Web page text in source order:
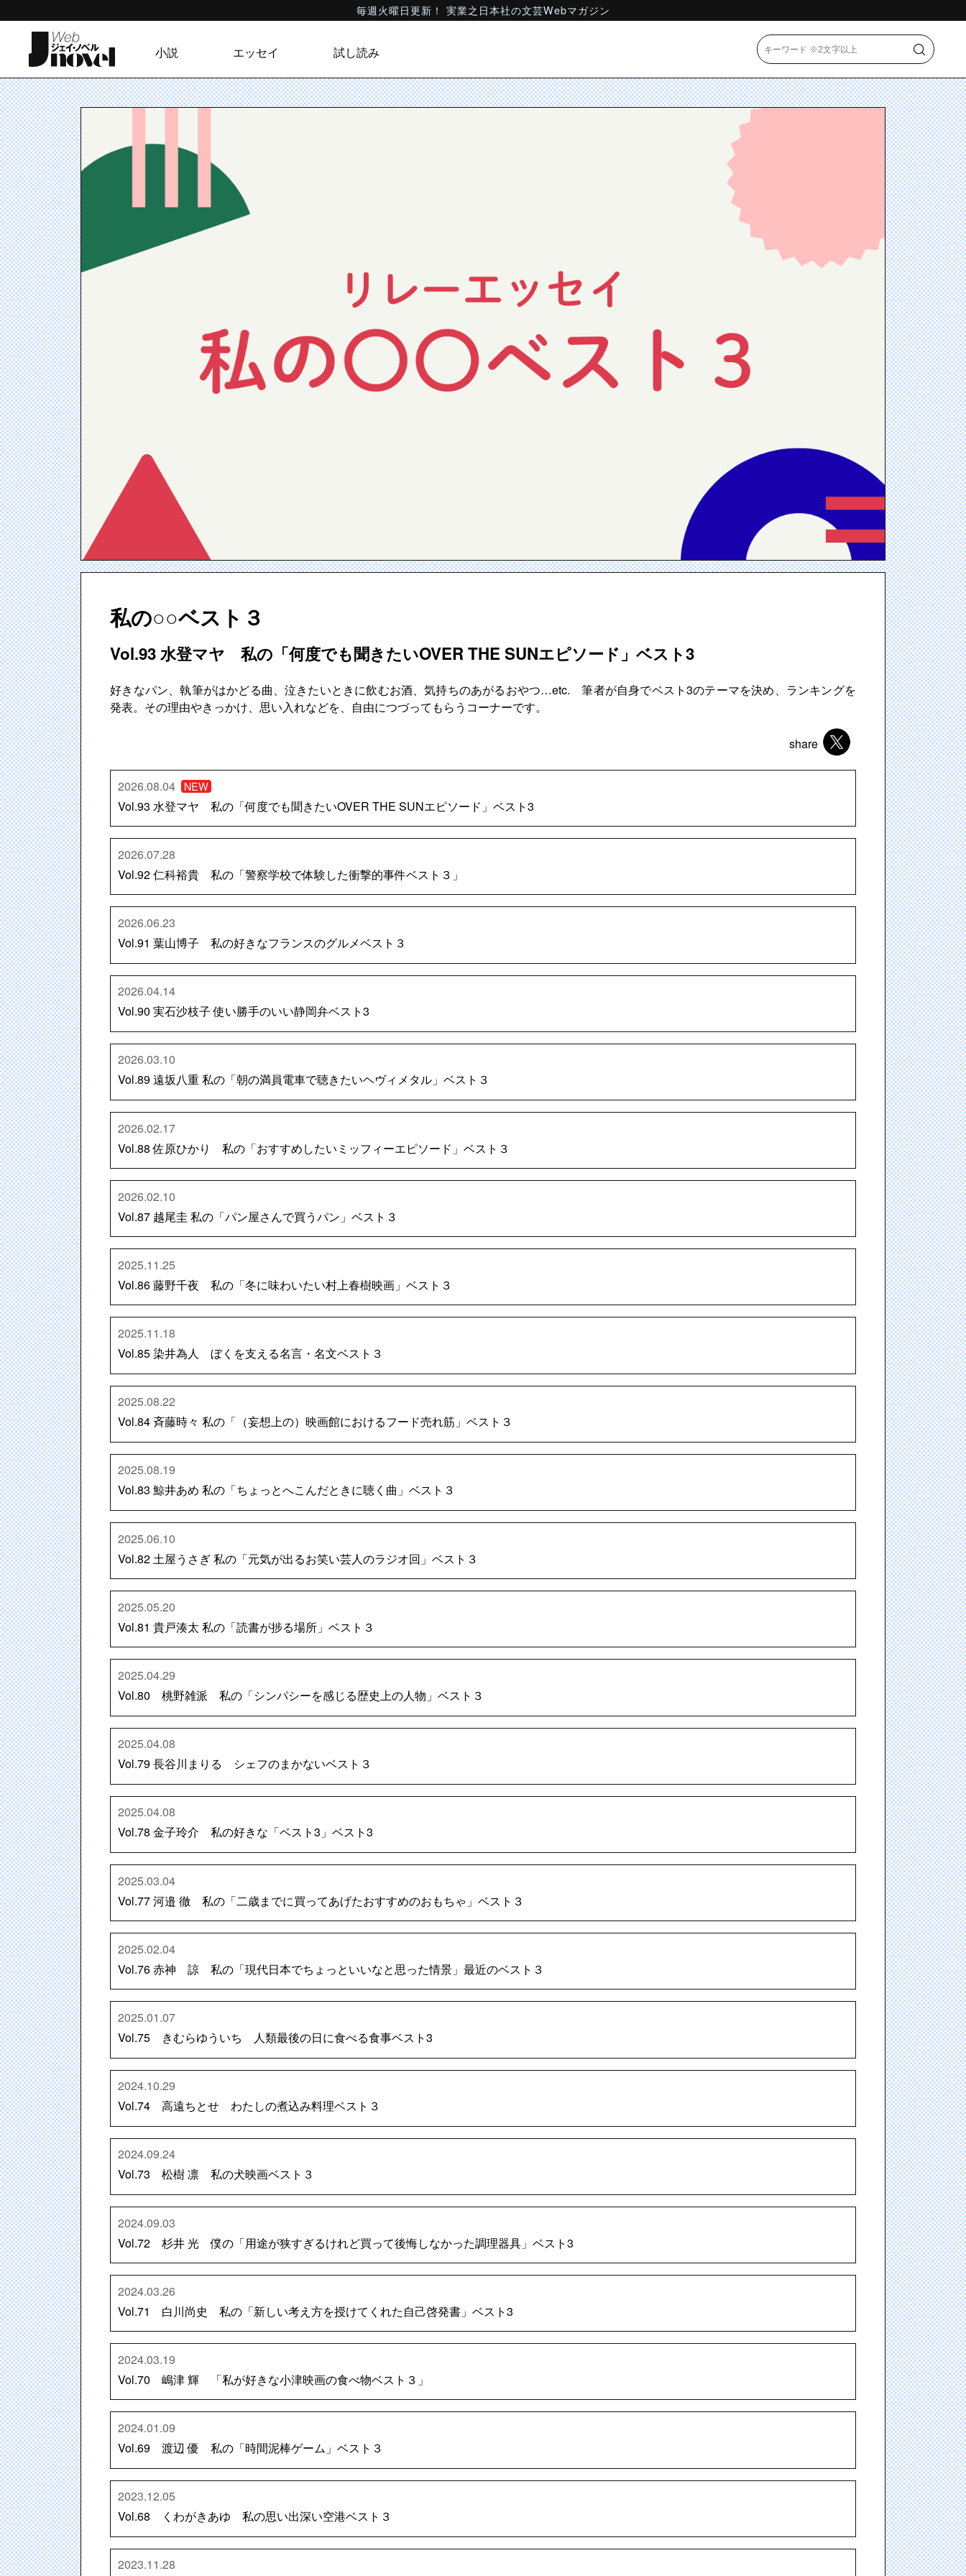
毎週火曜日更新！ 実業之日本社の文芸Webマガジン
小説 エッセイ 試し読み
私の○○ベスト３
Vol.93 水登マヤ 私の「何度でも聞きたいOVER THE SUNエピソード」ベスト3
好きなパン、執筆がはかどる曲、泣きたいときに飲むお酒、気持ちのあがるおやつ…etc. 筆者が自身でベスト3のテーマを決め、ランキングを
発表。その理由やきっかけ、思い入れなどを、自由につづってもらうコーナーです。
share
2026.08.04 NEW
Vol.93 水登マヤ 私の「何度でも聞きたいOVER THE SUNエピソード」ベスト3
2026.07.28
Vol.92 仁科裕貴 私の「警察学校で体験した衝撃的事件ベスト３」
2026.06.23
Vol.91 葉山博子 私の好きなフランスのグルメベスト３
2026.04.14
Vol.90 実石沙枝子 使い勝手のいい静岡弁ベスト3
2026.03.10
Vol.89 遠坂八重 私の「朝の満員電車で聴きたいヘヴィメタル」ベスト３
2026.02.17
Vol.88 佐原ひかり 私の「おすすめしたいミッフィーエピソード」ベスト３
2026.02.10
Vol.87 越尾圭 私の「パン屋さんで買うパン」ベスト３
2025.11.25
Vol.86 藤野千夜 私の「冬に味わいたい村上春樹映画」ベスト３
2025.11.18
Vol.85 染井為人 ぼくを支える名言・名文ベスト３
2025.08.22
Vol.84 斉藤時々 私の「（妄想上の）映画館におけるフード売れ筋」ベスト３
2025.08.19
Vol.83 鯨井あめ 私の「ちょっとへこんだときに聴く曲」ベスト３
2025.06.10
Vol.82 土屋うさぎ 私の「元気が出るお笑い芸人のラジオ回」ベスト３
2025.05.20
Vol.81 貴戸湊太 私の「読書が捗る場所」ベスト３
2025.04.29
Vol.80 桃野雑派 私の「シンパシーを感じる歴史上の人物」ベスト３
2025.04.08
Vol.79 長谷川まりる シェフのまかないベスト３
2025.04.08
Vol.78 金子玲介 私の好きな「ベスト3」ベスト3
2025.03.04
Vol.77 河邉 徹 私の「二歳までに買ってあげたおすすめのおもちゃ」ベスト３
2025.02.04
Vol.76 赤神 諒 私の「現代日本でちょっといいなと思った情景」最近のベスト３
2025.01.07
Vol.75 きむらゆういち 人類最後の日に食べる食事ベスト3
2024.10.29
Vol.74 高遠ちとせ わたしの煮込み料理ベスト３
2024.09.24
Vol.73 松樹 凛 私の犬映画ベスト３
2024.09.03
Vol.72 杉井 光 僕の「用途が狭すぎるけれど買って後悔しなかった調理器具」ベスト3
2024.03.26
Vol.71 白川尚史 私の「新しい考え方を授けてくれた自己啓発書」ベスト3
2024.03.19
Vol.70 嶋津 輝 「私が好きな小津映画の食べ物ベスト３」
2024.01.09
Vol.69 渡辺 優 私の「時間泥棒ゲーム」ベスト３
2023.12.05
Vol.68 くわがきあゆ 私の思い出深い空港ベスト３
2023.11.28